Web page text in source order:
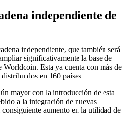
independiente de
independiente, que también será
significativamente la base de
Worldcoin. Esta ya cuenta con más de
en 160 países.
mayor con la introducción de esta
a la integración de nuevas
aumento en la utilidad de